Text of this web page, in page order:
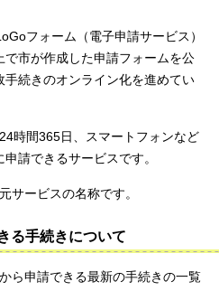
フォーム（電子申請サービス）
市が作成した申請フォームを公
続きのオンライン化を進めてい
時間365日、スマートフォンなど
請できるサービスです。
サービスの名称です。
る手続きについて
ら申請できる最新の手続きの一覧